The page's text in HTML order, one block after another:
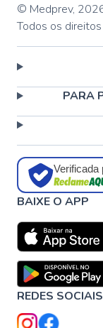
© Medprev,
Todos os
PARA
Verificada
BAIXE O APP
REDES SOCIAIS